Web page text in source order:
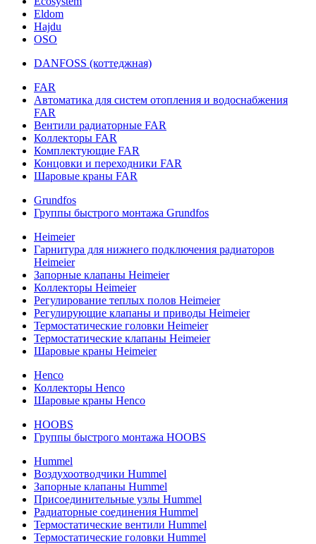
Eldom
Hajdu
OSO
DANFOSS (коттеджная)
FAR
Автоматика для систем отопления и водоснабжения
FAR
Вентили радиаторные FAR
Коллекторы FAR
Комплектующие FAR
Концовки и переходники FAR
Шаровые краны FAR
Grundfos
Группы быстрого монтажа Grundfos
Heimeier
Гарнитура для нижнего подключения радиаторов
Heimeier
Запорные клапаны Heimeier
Коллекторы Heimeier
Регулирование теплых полов Heimeier
Регулирующие клапаны и приводы Heimeier
Термостатические головки Heimeier
Термостатические клапаны Heimeier
Шаровые краны Heimeier
Henco
Коллекторы Henco
Шаровые краны Henco
HOOBS
Группы быстрого монтажа HOOBS
Hummel
Воздухоотводчики Hummel
Запорные клапаны Hummel
Присоединительные узлы Hummel
Радиаторные соединения Hummel
Термостатические вентили Hummel
Термостатические головки Hummel